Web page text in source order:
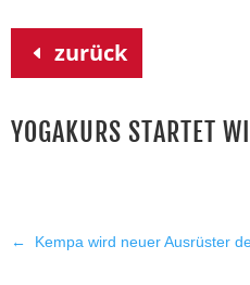
zurück
YOGAKURS STARTET
←
Kempa wird neuer Ausrüster